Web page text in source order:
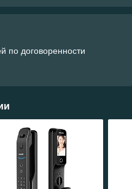
по договоренности